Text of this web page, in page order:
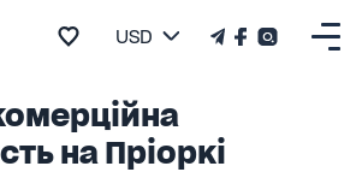
USD
на Пріоркі